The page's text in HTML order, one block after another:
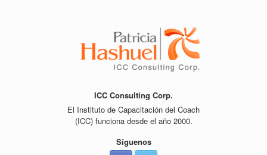
ICC Consulting Corp.
El Instituto de Capacitación del Coach
(ICC) funciona desde el año 2000.
Síguenos